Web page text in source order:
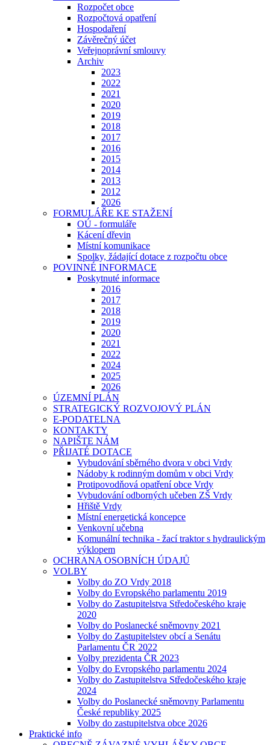
Rozpočet obce
Rozpočtová opatření
Hospodaření
Závěrečný účet
Veřejnoprávní smlouvy
Archiv
2023
2022
2021
2020
2019
2018
2017
2016
2015
2014
2013
2012
2026
FORMULÁŘE KE STAŽENÍ
OÚ - formuláře
Kácení dřevin
Místní komunikace
Spolky, žádající dotace z rozpočtu obce
POVINNÉ INFORMACE
Poskytnuté informace
2016
2017
2018
2019
2020
2021
2022
2024
2025
2026
ÚZEMNÍ PLÁN
STRATEGICKÝ ROZVOJOVÝ PLÁN
E-PODATELNA
KONTAKTY
NAPIŠTE NÁM
PŘIJATÉ DOTACE
Vybudování sběrného dvora v obci Vrdy
Nádoby k rodinným domům v obci Vrdy
Protipovodňová opatření obce Vrdy
Vybudování odborných učeben ZŠ Vrdy
Hřiště Vrdy
Místní energetická koncepce
Venkovní učebna
Komunální technika - žací traktor s hydraulickým
výklopem
OCHRANA OSOBNÍCH ÚDAJŮ
VOLBY
Volby do ZO Vrdy 2018
Volby do Evropského parlamentu 2019
Volby do Zastupitelstva Středočeského kraje
2020
Volby do Poslanecké sněmovny 2021
Volby do Zastupitelstev obcí a Senátu
Parlamentu ČR 2022
Volby prezidenta ČR 2023
Volby do Evropského parlamentu 2024
Volby do Zastupitelstva Středočeského kraje
2024
Volby do Poslanecké sněmovny Parlamentu
České republiky 2025
Volby do zastupitelstva obce 2026
Praktické info